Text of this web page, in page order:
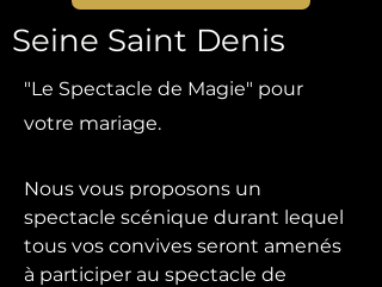
Seine Saint Denis
"Le Spectacle de Magie" pour
votre mariage.
Nous vous proposons un
spectacle scénique durant lequel
tous vos convives seront amenés
à participer au spectacle de